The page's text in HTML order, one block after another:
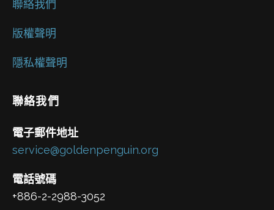
聯絡我們
版權聲明
隱私權聲明
聯絡我們
電子郵件地址
service@goldenpenguin.org
電話號碼
+886-2-2988-3052